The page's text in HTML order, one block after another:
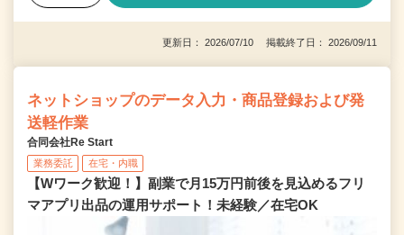
更新日： 2026/07/10 掲載終了日： 2026/09/11
ネットショップのデータ入力・商品登録および発
送軽作業
合同会社Re Start
業務委託 在宅・内職
【Wワーク歓迎！】副業で月15万円前後を見込めるフリ
マアプリ出品の運用サポート！未経験／在宅OK